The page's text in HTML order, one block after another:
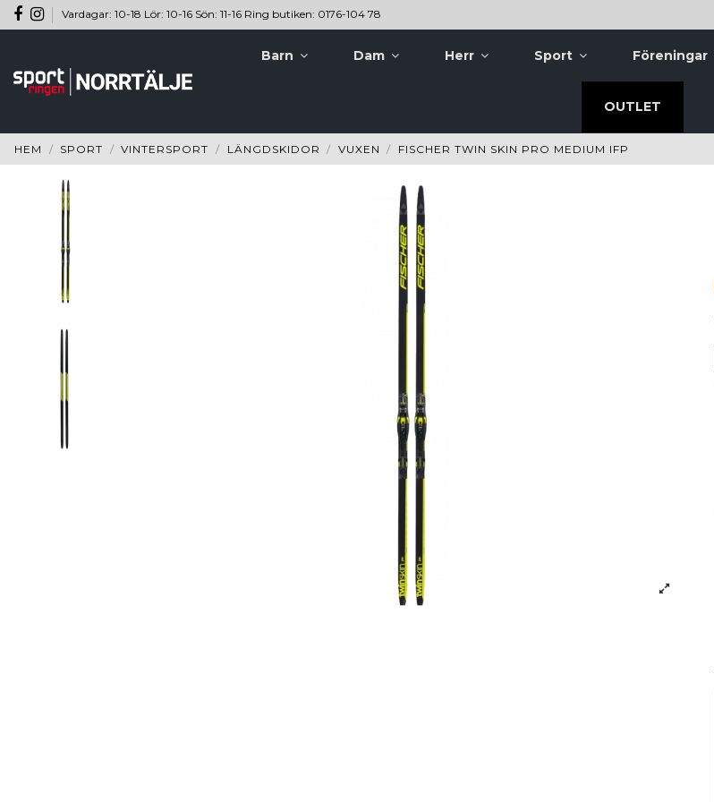
Vardagar: 10-18 Lör: 10-16 Sön: 11-16 Ring butiken: 0176-104 78
Barn Dam Herr Sport Föreningar
OUTLET
HEM SPORT VINTERSPORT LÄNGDSKIDOR VUXEN FISCHER TWIN SKIN PRO MEDIUM IFP